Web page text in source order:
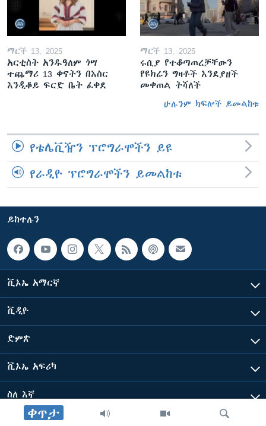
ቀጥታ
ማርች 13, 2025
አርቲስት አንዱዓለም ጎሣ
ተጨማሪ 13 ቀናትን በእስር
እንዲቆይ ፍርድ ቤት ፈቀደ
ማርች 13, 2025
ሩሲያ የተቆጣጠረቻቸውን
የዩክሬን ግዛቶች እንደያዘች
መቀጠል ትሻለች
ሁሉንም ክፍሎች ይመልከቱ
የቴሌቪዥን ፕሮግራሞችን ይዩ
የራዲዮ ፕሮግራሞችን ይመልከቱ
ይከተሉን
ቪኦኤ አማርኛ
ቪዲዮ
ድምጽ
ቪኦኤ አፍሪካ
ስለ እኛ